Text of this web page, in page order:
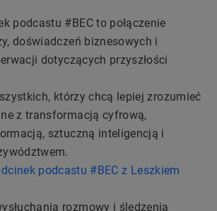
podcastu #BEC to połączenie
doświadczeń biznesowych i
dotyczących przyszłości
którzy chcą lepiej zrozumieć
z transformacją cyfrową,
sztuczną inteligencją i
podcastu #BEC z Leszkiem
rozmowy i śledzenia